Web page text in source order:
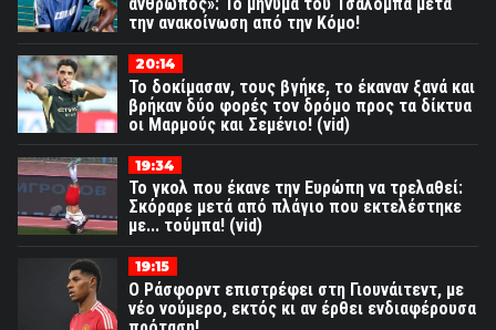
την ανακοίνωση από την Κόμο!
20:14
Το δοκίμασαν, τους βγήκε, το έκαναν ξανά και
βρήκαν δύο φορές τον δρόμο προς τα δίκτυα
οι Μαρμούς και Σεμένιο! (vid)
19:34
Το γκολ που έκανε την Ευρώπη να τρελαθεί:
Σκόραρε μετά από πλάγιο που εκτελέστηκε
με... τούμπα! (vid)
19:15
Ο Ράσφορντ επιστρέφει στη Γιουνάιτεντ, με
νέο νούμερο, εκτός κι αν έρθει ενδιαφέρουσα